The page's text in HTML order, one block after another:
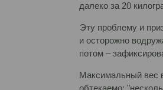
далеко за 20
Эту проблему и
и осторожно
потом –
Максимальный вес